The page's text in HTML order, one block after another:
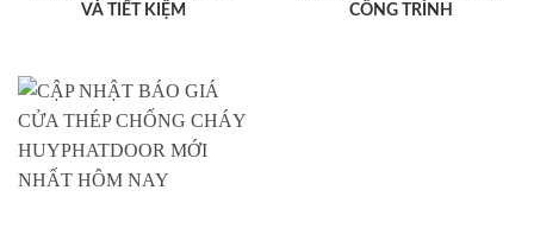
VÀ TIẾT KIỆM
CÔNG TRÌNH